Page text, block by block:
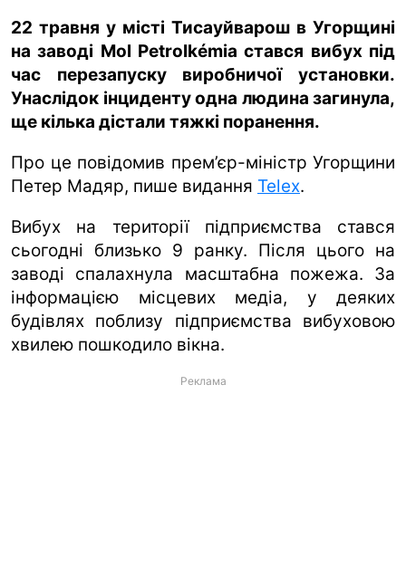
22 травня у місті Тисауйварош в Угорщині
на заводі Mol Petrolkémia стався вибух під
час перезапуску виробничої установки.
Унаслідок інциденту одна людина загинула,
ще кілька дістали тяжкі поранення.
Про це повідомив прем’єр-міністр Угорщини
Петер Мадяр, пише видання Telex.
Вибух на території підприємства стався
сьогодні близько 9 ранку. Після цього на
заводі спалахнула масштабна пожежа. За
інформацією місцевих медіа, у деяких
будівлях поблизу підприємства вибуховою
хвилею пошкодило вікна.
Реклама